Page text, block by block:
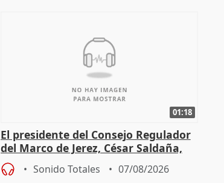
01:18
El presidente del Consejo Regulador
del Marco de Jerez, César Saldaña,
sobre exportaciones
Sonido Totales 07/08/2026